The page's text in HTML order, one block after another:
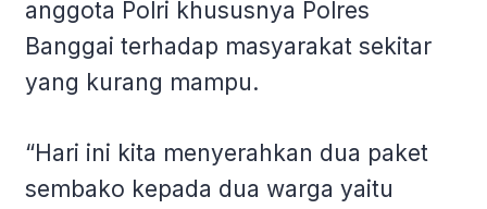
anggota Polri khususnya Polres
Banggai terhadap masyarakat sekitar
yang kurang mampu.
“Hari ini kita menyerahkan dua paket
sembako kepada dua warga yaitu